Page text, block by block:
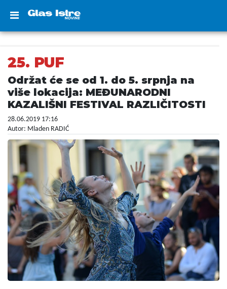
25. PUF
Održat će se od 1. do 5. srpnja na
više lokacija: MEĐUNARODNI
KAZALIŠNI FESTIVAL RAZLIČITOSTI
28.06.2019 17:16
Autor: Mladen RADIĆ